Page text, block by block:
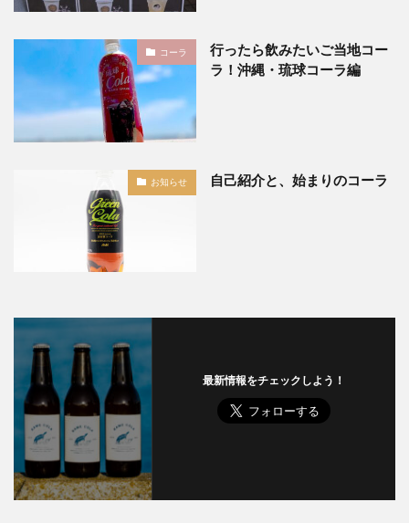
コーラ
行ったら飲みたいご当地コー
ラ！沖縄・琉球コーラ編
お知らせ 自己紹介と、始まりのコーラ
最新情報をチェックしよう！